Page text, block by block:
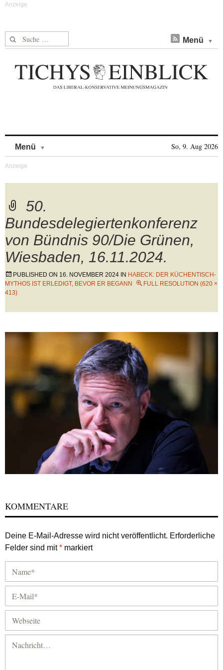
Suche nach: Menü
Menü So, 9. Aug 2026
50.
Bundesdelegiertenkonferenz
von Bündnis 90/Die Grünen,
Wiesbaden, 16.11.2024.
PUBLISHED ON 16. NOVEMBER 2024 IN HABECK: DER KÜCHENTISCH-
MYTHOS IST ERLEDIGT, BEVOR ER BEGANN
FULL RESOLUTION (620 ×
413)
KOMMENTARE
Deine E-Mail-Adresse wird nicht veröffentlicht. Erforderliche
Felder sind mit* markiert